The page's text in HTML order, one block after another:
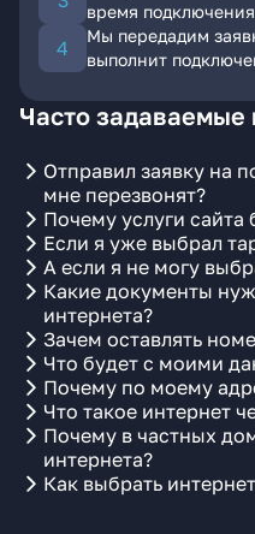
время подключения
Мы передадим
выполнит
Часто задаваемые
Отправил заявку на
мне перезвонят?
Почему услуги сайта
Если я уже выбрал
А если я не могу
Какие документы
интернета?
Зачем оставлять
Что будет с моими
Почему по моему
Что такое интернет
Почему в частных
интернета?
Как выбрать